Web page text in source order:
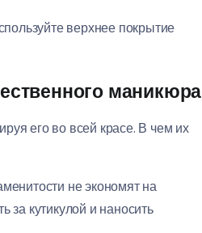
верхнее покрытие
маникюра
его во всей красе. В чем их
не экономят на
кутикулой и наносить